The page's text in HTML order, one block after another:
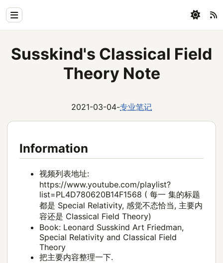
Physics
Susskind's Classical Field
Theory Note
2021-03-04-专业笔记
Information
视频列表地址:
https://www.youtube.com/playlist?
list=PL4D780620B14F1568 ( 每一 集的标题
都是 Special Relativity, 感觉不态恰当, 主要内
容还是 Classical Field Theory)
Book: Leonard Susskind Art Friedman,
Special Relativity and Classical Field
Theory
把主要内容整理一下.